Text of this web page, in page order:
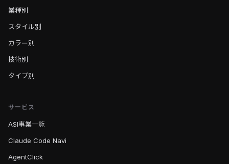
業種別
スタイル別
カラー別
技術別
タイプ別
サービス
ASI事業一覧
Claude Code Navi
AgentClick